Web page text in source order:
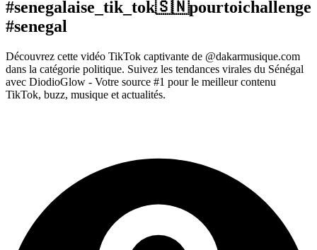
#senegalaise_tik_tok🇸🇳pourtoichallenge
#senegal
Découvrez cette vidéo TikTok captivante de @dakarmusique.com
dans la catégorie politique. Suivez les tendances virales du Sénégal
avec DiodioGlow - Votre source #1 pour le meilleur contenu
TikTok, buzz, musique et actualités.